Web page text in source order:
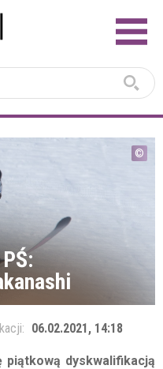
06.02.2021, 14:18
piątkową dyskwalifikacją